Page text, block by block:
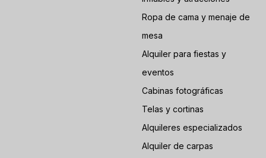
Ropa de cama y menaje de
mesa
Alquiler para fiestas y
eventos
Cabinas fotográficas
Telas y cortinas
Alquileres especializados
Alquiler de carpas